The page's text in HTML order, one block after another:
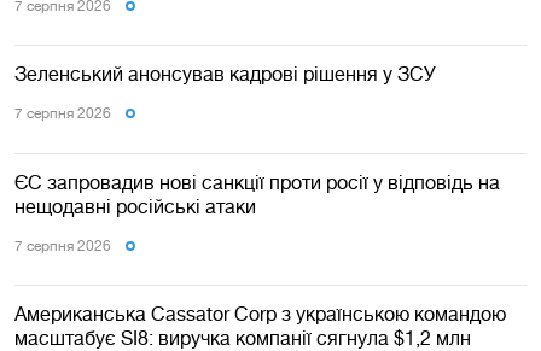
7 серпня 2026
Зеленський анонсував кадрові рішення у ЗСУ
7 серпня 2026
ЄС запровадив нові санкції проти росії у відповідь на
нещодавні російські атаки
7 серпня 2026
Американська Cassator Corp з українською командою
масштабує SI8: виручка компанії сягнула $1,2 млн